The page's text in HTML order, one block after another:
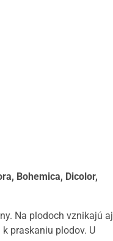
Bohemica, Dicolor,
Na plodoch vznikajú aj
praskaniu plodov. U